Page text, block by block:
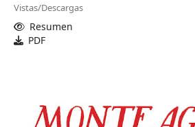
Vistas/Descargas
Resumen
PDF